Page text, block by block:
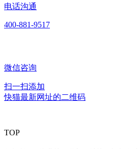
电话沟通
400-881-9517
微信咨询
扫一扫添加
快猫最新网址的二维码
TOP